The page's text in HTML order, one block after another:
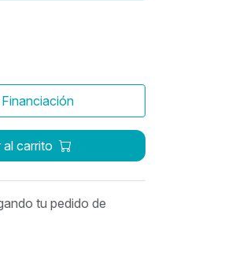
al carrito
tu pedido de